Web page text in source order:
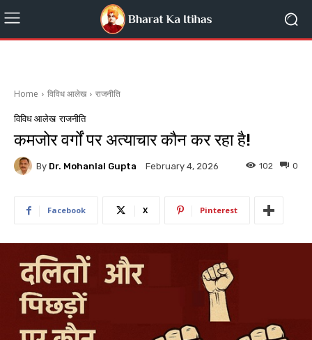
Home विविध आलेख राजनीति
विविध आलेख राजनीति
कमजोर वर्गों पर अत्याचार कौन कर रहा है!
By Dr. Mohanlal Gupta February 4, 2026 0
102
Facebook X Pinterest